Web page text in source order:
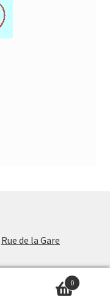
Rue de la Gare
0